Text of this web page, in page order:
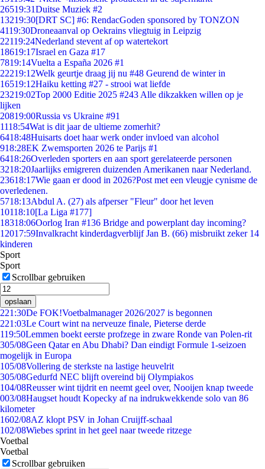
26519:31Duitse Muziek #2
13219:30[DRT SC] #6: RendacGoden sponsored by TONZON
4119:30Droneaanval op Oekrains vliegtuig in Leipzig
22119:24Nederland stevent af op watertekort
18619:17Israel en Gaza #17
7819:14Vuelta a España 2026 #1
22219:12Welk geurtje draag jij nu #48 Geurend de winter in
16519:12Haiku ketting #27 - strooi wat liefde
23219:02Top 2000 Editie 2025 #243 Alle dikzakken willen op je
lijken
20819:00Russia vs Ukraine #91
1118:54Wat is dit jaar de ultieme zomerhit?
6418:48Huisarts doet haar werk onder invloed van alcohol
918:28EK Zwemsporten 2026 te Parijs #1
6418:26Overleden sporters en aan sport gerelateerde personen
3218:20Jaarlijks emigreren duizenden Amerikanen naar Nederland.
23618:17Wie gaan er dood in 2026?Post met een vleugje cynisme de
overledenen.
5718:13Abdul A. (27) als afperser "Fleur" door het leven
10118:10[La Liga #177]
18318:06Oorlog Iran #136 Bridge and powerplant day incoming?
12017:59Invalkracht kinderdagverblijf Jan B. (66) misbruikt zeker 14
kinderen
Sport
Sport
Scrollbar gebruiken
opslaan
221:30De FOK!Voetbalmanager 2026/2027 is begonnen
221:03Le Court wint na nerveuze finale, Pieterse derde
119:50Lemmen boekt eerste profzege in zware Ronde van Polen-rit
305/08Geen Qatar en Abu Dhabi? Dan eindigt Formule 1-seizoen
mogelijk in Europa
105/08Vollering de sterkste na lastige heuvelrit
305/08Gedurfd NEC blijft overeind bij Olympiakos
104/08Reusser wint tijdrit en neemt geel over, Nooijen knap tweede
003/08Haugset houdt Kopecky af na indrukwekkende solo van 86
kilometer
1602/08AZ klopt PSV in Johan Cruijff-schaal
102/08Wiebes sprint in het geel naar tweede ritzege
Voetbal
Voetbal
Scrollbar gebruiken